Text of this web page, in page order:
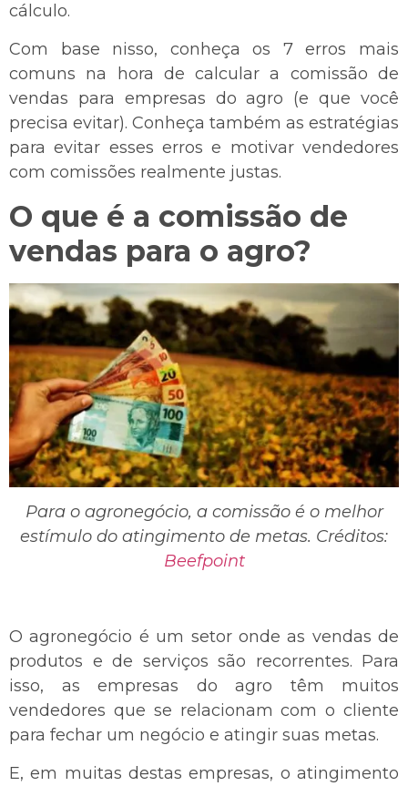
cálculo.
Com base nisso, conheça os 7 erros mais
comuns na hora de calcular a comissão de
vendas para empresas do agro (e que você
precisa evitar). Conheça também as estratégias
para evitar esses erros e motivar vendedores
com comissões realmente justas.
O que é a comissão de
vendas para o agro?
Para o agronegócio, a comissão é o melhor
estímulo do atingimento de metas. Créditos:
Beefpoint
O agronegócio é um setor onde as vendas de
produtos e de serviços são recorrentes. Para
isso, as empresas do agro têm muitos
vendedores que se relacionam com o cliente
para fechar um negócio e atingir suas metas.
E, em muitas destas empresas, o atingimento